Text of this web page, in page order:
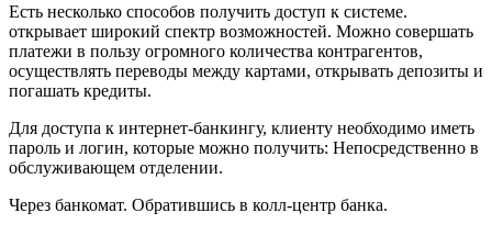
Есть несколько способов получить доступ к системе.
открывает широкий спектр возможностей. Можно совершать
платежи в пользу огромного количества контрагентов,
осуществлять переводы между картами, открывать депозиты и
погашать кредиты.
Для доступа к интернет-банкингу, клиенту необходимо иметь
пароль и логин, которые можно получить: Непосредственно в
обслуживающем отделении.
Через банкомат. Обратившись в колл-центр банка.